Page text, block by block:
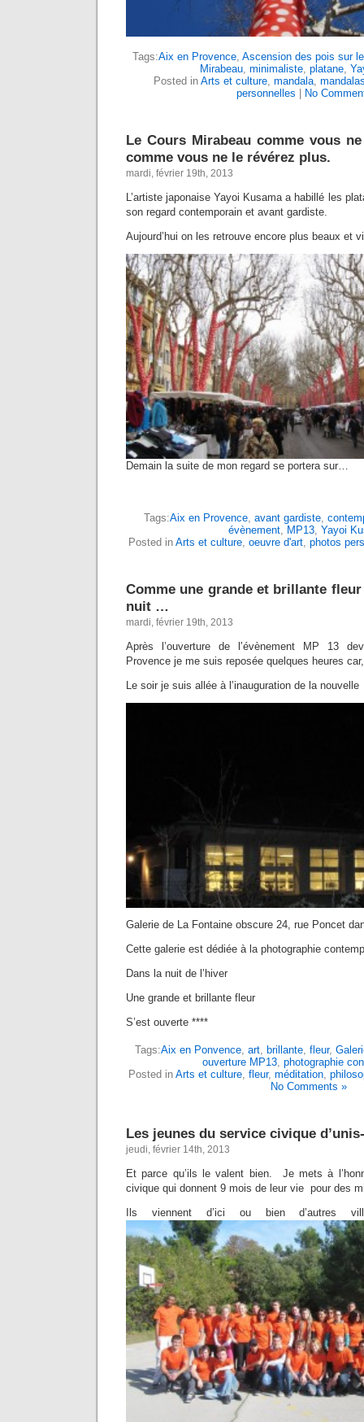
Tags:Aix en Provence Ascension des pois sur
Mirabeau, minimaliste, platane,
Posted in Arts et culture, mandala,
personnelles | No
Le Cours Mirabeau comme vous
comme vous ne le révérez plus.
mardi, février 19th, 2013
L’artiste japonaise Yayoi Kusama a habillé les
son regard contemporain et avant gardiste.
Aujourd’hui on les retrouve encore plus beaux et
Demain la suite de mon regard se portera sur…
Tags:Aix en Provence, avant gardiste,
évènement MP13 Yayoi
Posted in Arts et culture oeuvre d'art photos
Comme une grande et brillante fleur
nuit …
mardi, février 19th, 2013
Après l’ouverture de l’évènement MP 13
Provence je me suis reposée quelques heures
Le soir je suis allée à l’inauguration de la nouvelle
Galerie de La Fontaine obscure 24, rue Poncet
Cette galerie est dédiée à la photographie
Dans la nuit de l’hiver
Une grande et brillante fleur
S’est ouverte ****
Tags:Aix en Ponvence art brillante fleur,
ouverture MP13, photographie
Posted in Arts et culture fleur, méditation
No Comments »
Les jeunes du service civique
jeudi, février 14th, 2013
Et parce qu’ils le valent bien. Je mets à
civique qui donnent 9 mois de leur vie pour des
Ils viennent d’ici ou bien d’autres